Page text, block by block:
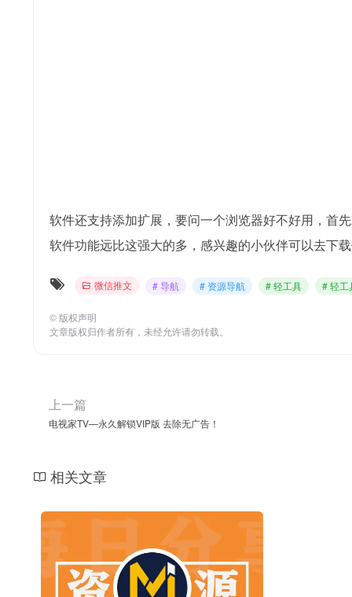
软件还支持添加扩展，要问一个浏览器好不好用，首
软件功能远比这强大的多，感兴趣的小伙伴可以去下
微信推文 # 导航 # 资源导航 # 轻工具 # 轻工
© 版权声明
文章版权归作者所有，未经允许请勿转载。
上一篇
电视家TV—永久解锁VIP版 去除无广告！
相关文章